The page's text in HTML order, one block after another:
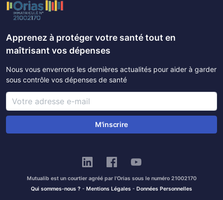
Apprenez à protéger votre santé tout en
maîtrisant vos dépenses
Nous vous enverrons les dernières actualités pour aider à garder
sous contrôle vos dépenses de santé
M'inscrire
Mutualib est un courtier agréé par l'Orias sous le numéro 21002170
Qui sommes-nous ? - Mentions Légales - Données Personnelles